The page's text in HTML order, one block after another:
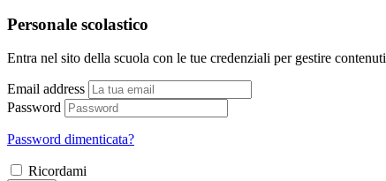
Personale scolastico
Entra nel sito della scuola con le tue credenziali per gestire
Email address
Password
Password dimenticata?
Ricordami